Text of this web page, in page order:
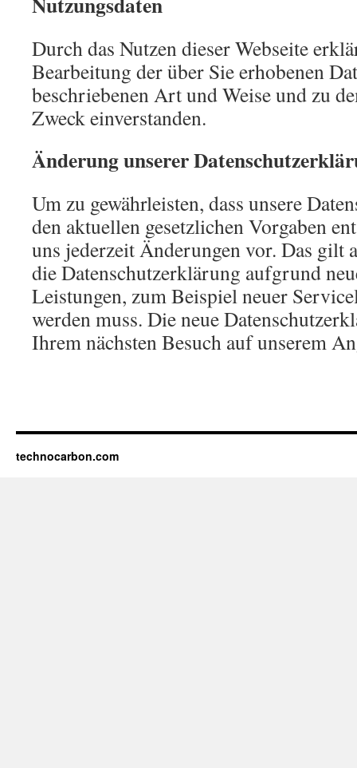
Durch das Nutzen dieser Webseite
Bearbeitung der über Sie erhobenen
beschriebenen Art und Weise und zu
Zweck einverstanden.
Änderung unserer
Um zu gewährleisten, dass unsere
den aktuellen gesetzlichen Vorgaben
uns jederzeit Änderungen vor. Das gilt
die Datenschutzerklärung aufgrund
Leistungen, zum Beispiel neuer
werden muss. Die neue
Ihrem nächsten Besuch auf unserem
technocarbon.com